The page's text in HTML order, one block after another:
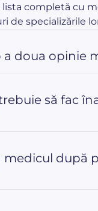
lista completă cu
de specializările
a doua opinie
să fac
medicul după